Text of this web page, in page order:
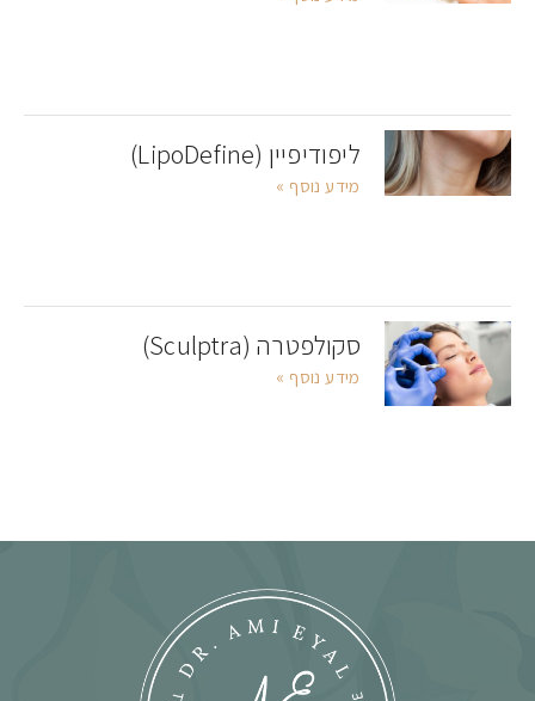
ליפודיפיין (LipoDefine)
מידע נוסף »
סקולפטרה (Sculptra)
מידע נוסף »